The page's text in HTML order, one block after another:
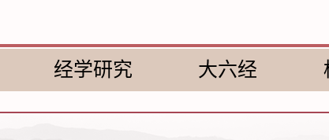
经学研究 大六经